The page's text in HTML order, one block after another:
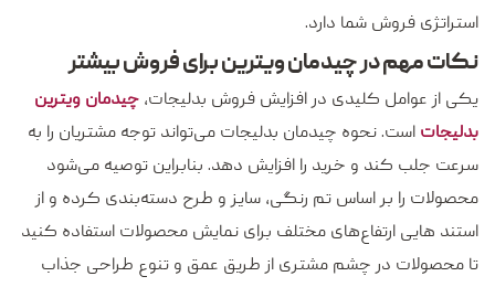
استراتژی فروش شما دارد.
نکات مهم در چیدمان ویترین برای فروش بیشتر
یکی از عوامل کلیدی در افزایش فروش بدلیجات، چیدمان ویترین
بدلیجات است. نحوه چیدمان بدلیجات می‌تواند توجه مشتریان را به
سرعت جلب کند و خرید را افزایش دهد. بنابراین توصیه می‌شود
محصولات را بر اساس تم رنگی، سایز و طرح دسته‌بندی کرده و از
استند هایی ارتفاع‌های مختلف برای نمایش محصولات استفاده کنید
تا محصولات در چشم مشتری از طریق عمق و تنوع طراحی جذاب